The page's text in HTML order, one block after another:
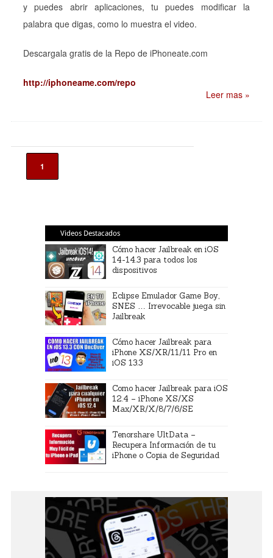
y puedes abrir aplicaciones, tu puedes modificar la
palabra que digas, como lo muestra el video.
Descargala gratis de la Repo de iPhoneate.com
http://iphoneame.com/repo
Leer mas »
1
Videos Destacados
Cómo hacer Jailbreak en iOS
14-14.3 para todos los
dispositivos
Eclipse Emulador Game Boy,
SNES … Irrevocable juega sin
Jailbreak
Cómo hacer Jailbreak para
iPhone XS/XR/11/11 Pro en
iOS 13.3
Como hacer Jailbreak para iOS
12.4 – iPhone XS/XS
Max/XR/X/8/7/6/SE
Tenorshare UltData –
Recupera Información de tu
iPhone o Copia de Seguridad